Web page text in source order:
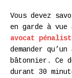
Vous devez
en garde à
avocat
demander
bâtonnier. Ce
durant 30